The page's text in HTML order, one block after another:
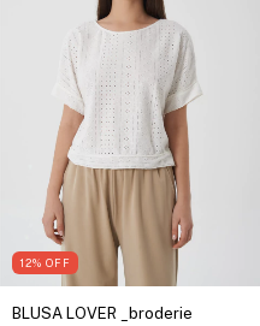
12% OFF
BLUSA LOVER _broderie